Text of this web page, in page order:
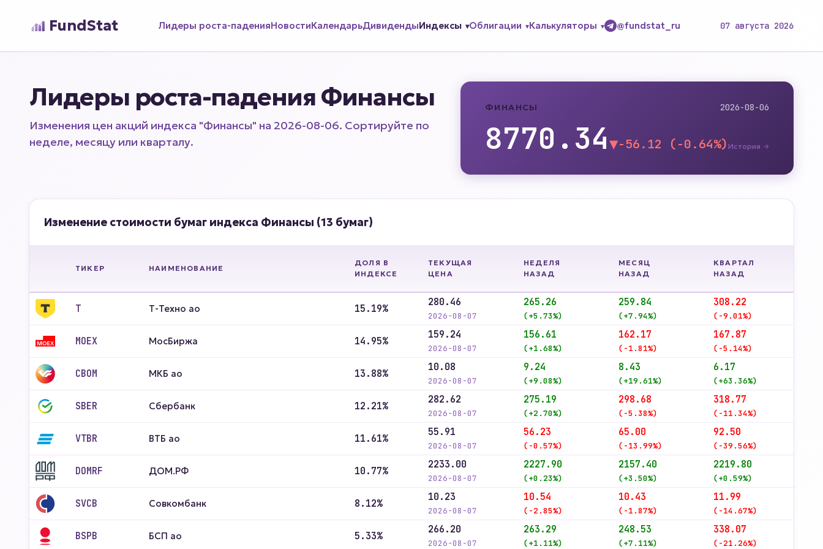
FundStat Лидеры роста-паденияНовостиКалендарьДивидендыИндексы Облигации Калькуляторы @fundstat_ru 07 августа 2026
Лидеры роста-падения Финансы
Изменения цен акций индекса "Финансы" на 2026-08-06. Сортируйте по
неделе, месяцу или кварталу.
ФИНАНСЫ 2026-08-06
8770.34▼-56.12 (-0.64%) История →
Изменение стоимости бумаг индекса Финансы (13 бумаг)
ТИКЕР НАИМЕНОВАНИЕ
ДОЛЯ В
ИНДЕКСЕ
ТЕКУЩАЯ
ЦЕНА
НЕДЕЛЯ
НАЗАД
МЕСЯЦ
НАЗАД
КВАРТАЛ
НАЗАД
T Т-Техно ао 15.19%
280.46
2026-08-07
265.26
(+5.73%)
259.84
(+7.94%)
308.22
(-9.01%)
MOEX МосБиржа 14.95%
159.24
2026-08-07
156.61
(+1.68%)
162.17
(-1.81%)
167.87
(-5.14%)
CBOM МКБ ао 13.88%
10.08
2026-08-07
9.24
(+9.08%)
8.43
(+19.61%)
6.17
(+63.36%)
SBER Сбербанк 12.21%
282.62
2026-08-07
275.19
(+2.70%)
298.68
(-5.38%)
318.77
(-11.34%)
VTBR ВТБ ао 11.61%
55.91
2026-08-07
56.23
(-0.57%)
65.00
(-13.99%)
92.50
(-39.56%)
DOMRF ДОМ.РФ 10.77%
2233.00
2026-08-07
2227.90
(+0.23%)
2157.40
(+3.50%)
2219.80
(+0.59%)
SVCB Совкомбанк 8.12%
10.23
2026-08-07
10.54
(-2.85%)
10.43
(-1.87%)
11.99
(-14.67%)
BSPB БСП ао 5.33%
266.20
2026-08-07
263.29
(+1.11%)
248.53
(+7.11%)
338.07
(-21.26%)